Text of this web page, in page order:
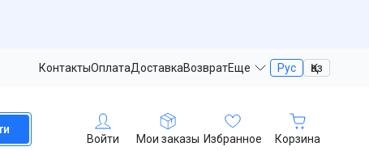
КонтактыОплатаДоставкаВозвратЕще Рус Қаз
Войти Мои заказы Избранное Корзина